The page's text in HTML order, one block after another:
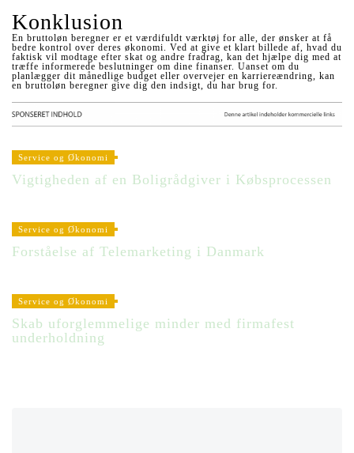
Konklusion
En bruttoløn beregner er et værdifuldt værktøj for alle, der ønsker at få
bedre kontrol over deres økonomi. Ved at give et klart billede af, hvad du
faktisk vil modtage efter skat og andre fradrag, kan det hjælpe dig med at
træffe informerede beslutninger om dine finanser. Uanset om du
planlægger dit månedlige budget eller overvejer en karriereændring, kan
en bruttoløn beregner give dig den indsigt, du har brug for.
Service og Økonomi
Vigtigheden af en Boligrådgiver i Købsprocessen
Service og Økonomi
Forståelse af Telemarketing i Danmark
Service og Økonomi
Skab uforglemmelige minder med firmafest
underholdning